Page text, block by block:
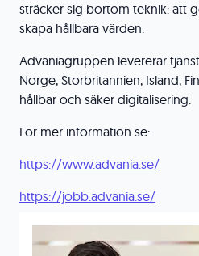
sträcker sig bortom teknik: att
skapa hållbara värden.
Advaniagruppen levererar
Norge, Storbritannien, Island,
hållbar och säker digitalisering.
För mer information se:
https://www.advania.se/
https://jobb.advania.se/